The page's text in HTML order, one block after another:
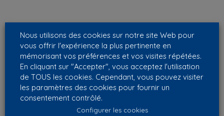
Nous utilisons des cookies sur notre site Web pour
vous offrir l'expérience la plus pertinente en
mémorisant vos préférences et vos visites répétées.
En cliquant sur "Accepter", vous acceptez l'utilisation
de TOUS les cookies. Cependant, vous pouvez visiter
les paramètres des cookies pour fournir un
consentement contrôlé.
Configurer les cookies